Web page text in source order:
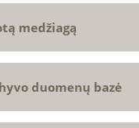
medžiagą
duomenų bazė